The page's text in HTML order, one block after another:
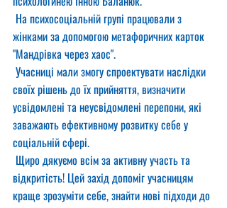
На психосоціальній групі працювали з
жінками за допомогою метафоричних карток
"Мандрівка через хаос".
Учасниці мали змогу спроектувати наслідки
своїх рішень до їх прийняття, визначити
усвідомлені та неусвідомлені перепони, які
заважають ефективному розвитку себе у
соціальній сфері.
Щиро дякуємо всім за активну участь та
відкритість! Цей захід допоміг учасницям
краще зрозуміти себе, знайти нові підходи до